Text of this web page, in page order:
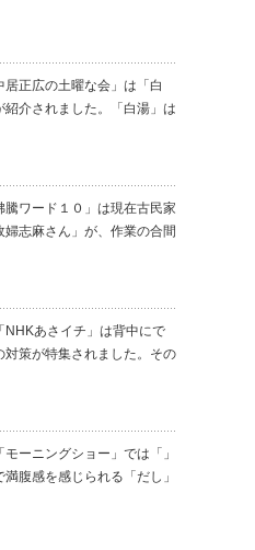
居正広の土曜な会」は「白
介されました。「白湯」は
騰ワード１０」は現在古民家
志麻さん」が、作業の合間
NHKあさイチ」は背中にで
対策が特集されました。その
ーニングショー」では「」
腹感を感じられる「だし」